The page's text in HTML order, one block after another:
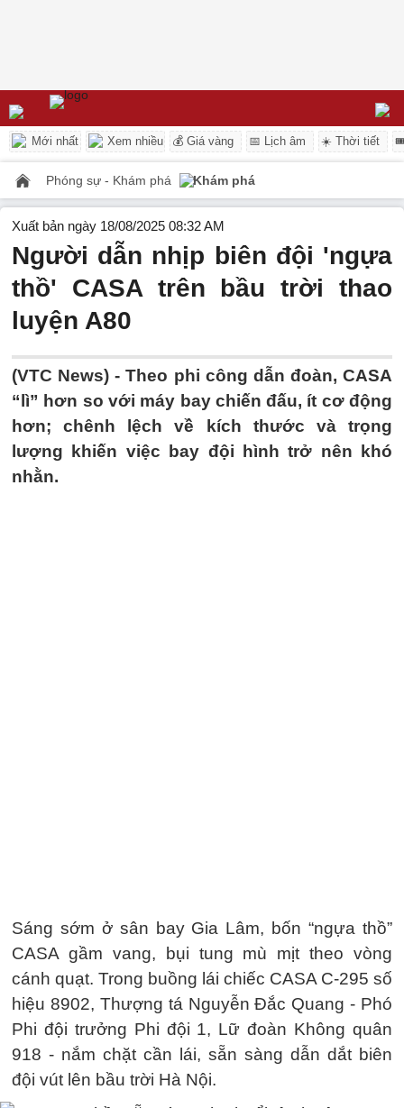
Mới nhất Xem nhiều 💰 Giá vàng 📅 Lịch âm ☀️ Thời tiết
Phóng sự - Khám phá Khám phá
Xuất bản ngày 18/08/2025 08:32 AM
Người dẫn nhịp biên đội 'ngựa
thồ' CASA trên bầu trời thao
luyện A80
(VTC News) -Theo phi công dẫn đoàn, CASA
“lì” hơn so với máy bay chiến đấu, ít cơ động
hơn; chênh lệch về kích thước và trọng
lượng khiến việc bay đội hình trở nên khó
nhằn.
Sáng sớm ở sân bay Gia Lâm, bốn “ngựa thồ”
CASA gầm vang, bụi tung mù mịt theo vòng
cánh quạt. Trong buồng lái chiếc CASA C-295 số
hiệu 8902, Thượng tá Nguyễn Đắc Quang - Phó
Phi đội trưởng Phi đội 1, Lữ đoàn Không quân
918 - nắm chặt cần lái, sẵn sàng dẫn dắt biên
đội vút lên bầu trời Hà Nội.